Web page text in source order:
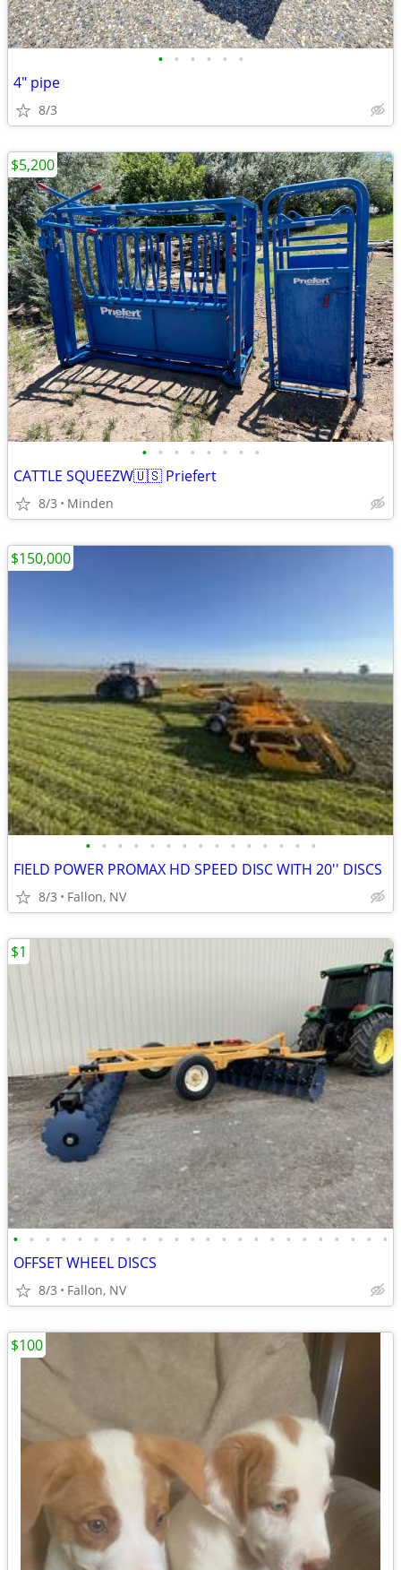
• • • • • •
4" pipe
8/3
• • • • • • • •
CATTLE SQUEEZW🇺🇸 Priefert
8/3 Minden
$5,200
• • • • • • • • • • • • • • •
FIELD POWER PROMAX HD SPEED DISC WITH 20'' DISCS
8/3 Fallon, NV
$150,000
• • • • • • • • • • • • • • • • • • • • • • • •
OFFSET WHEEL DISCS
8/3 Fallon, NV
$1
$100